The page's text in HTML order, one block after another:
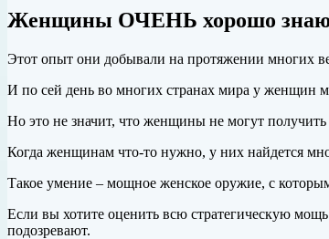
Женщины ОЧЕНЬ хорошо
Этот опыт они добывали на протяжении многих
И по сей день во многих странах мира у женщин
Но это не значит, что женщины не могут получить
Когда женщинам что-то нужно, у них найдется
Такое умение – мощное женское оружие, с
Если вы хотите оценить всю стратегическую
подозревают.